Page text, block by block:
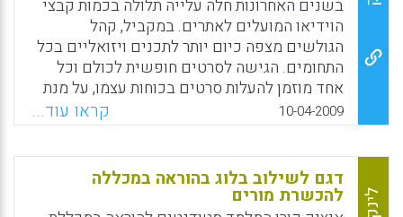
לדפוס ההוראה של מורי המורים במכללה
להכשרת מורים המלמדים מרחוק, יש השפעה
עצומה על ארגון וייצוגי מידע, ארגון וניהול ההוראה,
קשרי וסוגי אינטראקציה, תוך ניצול אפשרויות
הטכנולוגיה והתאמתם לסגנונות למידה שונים של
סטודנטים במגוון מקצועות לימוד.
WhatsApp
Facebook
Email
X
בשנים האחרונות חלה עלייה תלולה בכמות קבצי
הוידיאו המועלים לאתרים. במקביל, קהל
הגולשים מצפה כיום יותר לתכנים ויזואליים בכל
התחומים. הגישה לסרטים חופשית לכולם וכל
אחד מוזמן להעלות סרטים בכוחות עצמו, על מנת
לשתף בידע. התופעה לא פסחה גם על תחום
החינוך. הוידיאו נגיש יותר בכיתות הלימוד
במוסדות החינוך, והופך להיות אמצעי הוראה בעל
חשיבות. הסקירה מציגה אתרים המכילים מאות
סרטים מאת מורים ומרצים. (פני ברסימנטוב)
10-04-2009 קראו עוד...
לינק
דגם לשילוב בלוג בהוראה במכללה
להכשרת מורים